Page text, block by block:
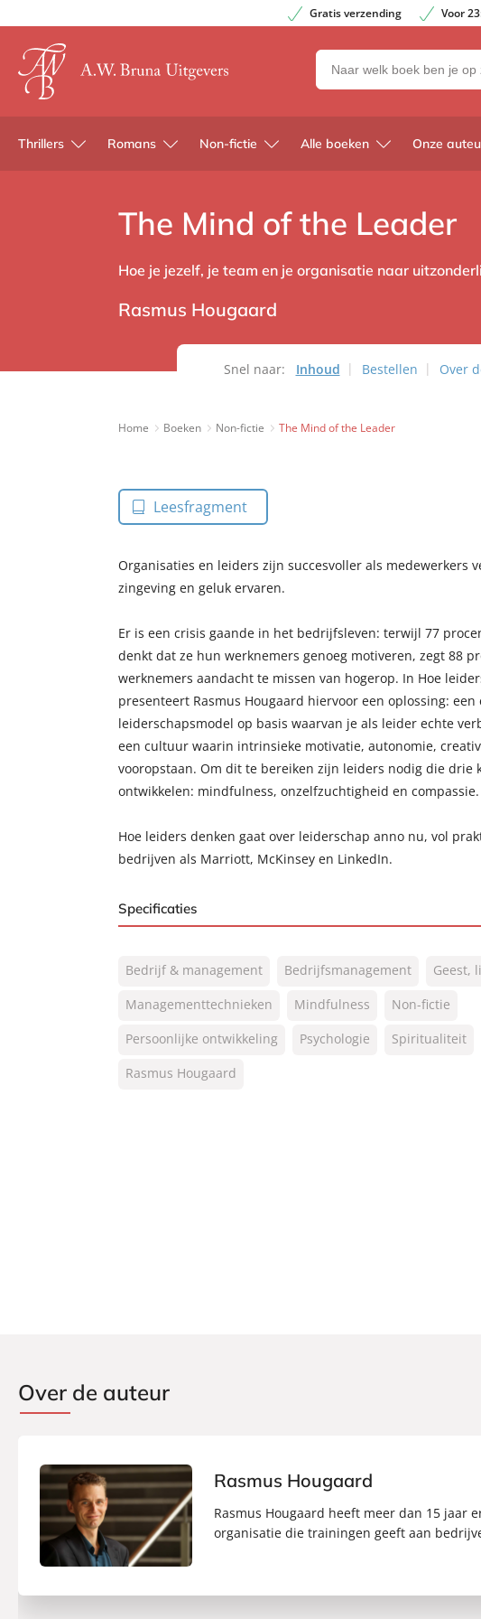
Gratis verzending Voor
Zoeken
naar
en
uitgevers
Thrillers Romans Non-fictie Alle boeken Onze
The Mind of the Leader
Hoe je jezelf, je team en je organisatie naar
Rasmus Hougaard
Snel naar: Inhoud Bestellen Over
Home Boeken Non-fictie The Mind of the Leader
Leesfragment
Organisaties en leiders zijn succesvoller als medewerkers
zingeving en geluk ervaren.
Er is een crisis gaande in het bedrijfsleven: terwijl 77
denkt dat ze hun werknemers genoeg motiveren, zegt 88
werknemers aandacht te missen van hogerop. In Hoe
presenteert Rasmus Hougaard hiervoor een oplossing: een
leiderschapsmodel op basis waarvan je als leider echte
een cultuur waarin intrinsieke motivatie, autonomie,
vooropstaan. Om dit te bereiken zijn leiders nodig die drie
ontwikkelen: mindfulness, onzelfzuchtigheid en compassie.
Hoe leiders denken gaat over leiderschap anno nu, vol
bedrijven als Marriott, McKinsey en LinkedIn.
Specificaties
NUR:
801
Type:
Paperback
Auteur(s):
Rasmus Hougaard
Aantal pagina's:
Bedrijf & management Bedrijfsmanagement
Geest,
Managementtechnieken
Mindfulness
Non-fictie
Persoonlijke ontwikkeling
Psychologie
Spiritualiteit
Rasmus Hougaard
Over de auteur
Rasmus Hougaard
Rasmus Hougaard heeft meer dan 15 jaar
organisatie die trainingen geeft aan